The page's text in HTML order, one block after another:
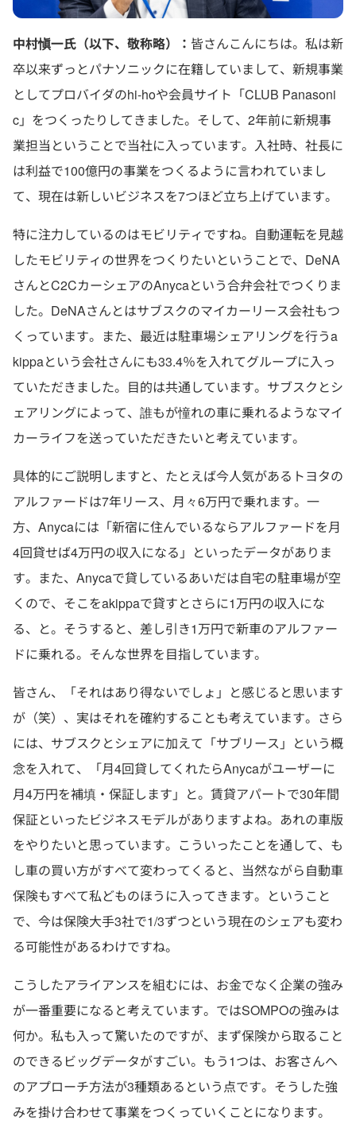
中村愼一氏（以下、敬称略）： 皆さんこんにちは。私は新
卒以来ずっとパナソニックに在籍していまして、新規事業
としてプロバイダのhi-hoや会員サイト「CLUB Panasoni
c」をつくったりしてきました。そして、2年前に新規事
業担当ということで当社に入っています。入社時、社長に
は利益で100億円の事業をつくるように言われていまし
て、現在は新しいビジネスを7つほど立ち上げています。
特に注力しているのはモビリティですね。自動運転を見越
したモビリティの世界をつくりたいということで、DeNA
さんとC2CカーシェアのAnycaという合弁会社でつくりま
した。DeNAさんとはサブスクのマイカーリース会社もつ
くっています。また、最近は駐車場シェアリングを行うa
kippaという会社さんにも33.4％を入れてグループに入っ
ていただきました。目的は共通しています。サブスクとシ
ェアリングによって、誰もが憧れの車に乗れるようなマイ
カーライフを送っていただきたいと考えています。
具体的にご説明しますと、たとえば今人気があるトヨタの
アルファードは7年リース、月々6万円で乗れます。一
方、Anycaには「新宿に住んでいるならアルファードを月
4回貸せば4万円の収入になる」といったデータがありま
す。また、Anycaで貸しているあいだは自宅の駐車場が空
くので、そこをakippaで貸すとさらに1万円の収入にな
る、と。そうすると、差し引き1万円で新車のアルファー
ドに乗れる。そんな世界を目指しています。
皆さん、「それはあり得ないでしょ」と感じると思います
が（笑）、実はそれを確約することも考えています。さら
には、サブスクとシェアに加えて「サブリース」という概
念を入れて、「月4回貸してくれたらAnycaがユーザーに
月4万円を補填・保証します」と。賃貸アパートで30年間
保証といったビジネスモデルがありますよね。あれの車版
をやりたいと思っています。こういったことを通して、も
し車の買い方がすべて変わってくると、当然ながら自動車
保険もすべて私どものほうに入ってきます。ということ
で、今は保険大手3社で1/3ずつという現在のシェアも変わ
る可能性があるわけですね。
こうしたアライアンスを組むには、お金でなく企業の強み
が一番重要になると考えています。ではSOMPOの強みは
何か。私も入って驚いたのですが、まず保険から取ること
のできるビッグデータがすごい。もう1つは、お客さんへ
のアプローチ方法が3種類あるという点です。そうした強
みを掛け合わせて事業をつくっていくことになります。